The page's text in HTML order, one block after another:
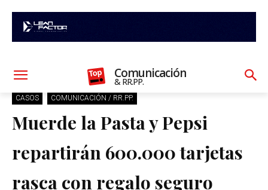
Comunicación
& RR.PP.
CASOS COMUNICACIÓN / RR.PP.
Muerde la Pasta y Pepsi
repartirán 600.000 tarjetas
rasca con regalo seguro